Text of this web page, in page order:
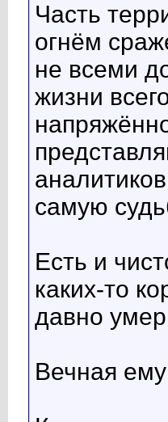
Часть
огнём
не всеми
жизни
самую
Есть и
каких-то
давно
Вечная